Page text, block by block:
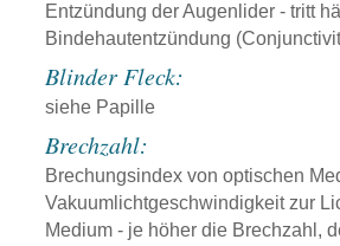
Entzündung der Augenlider - tritt
Bindehautentzündung
Blinder Fleck:
siehe Papille
Brechzahl:
Brechungsindex von optischen
Vakuumlichtgeschwindigkeit zur
Medium - je höher die Brechzahl,